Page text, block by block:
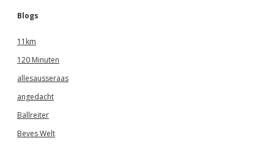
Blogs
11km
120 Minuten
allesausseraas
angedacht
Ballreiter
Beves Welt